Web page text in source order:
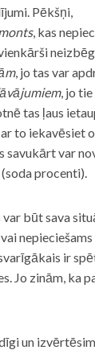
Pēkšņi,
, kas
, jo tas var
, jo
tas ļaus
to iekavēsiet
savukārt var
procenti).
būt sava
nepieciešams
ir
Jo zinām, ka
un izvērtēsim